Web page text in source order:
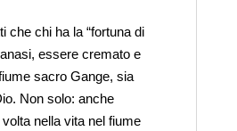
che chi ha la “fortuna di
essere cremato e
sacro Gange, sia
Non solo: anche
nella vita nel fiume